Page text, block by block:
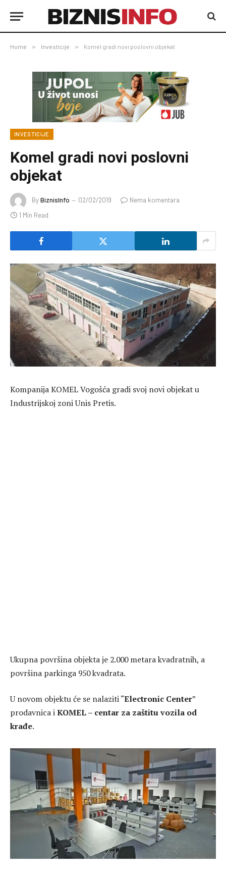
Home » Investicije » Komel gradi novi poslovni objekat
INVESTICIJE
Komel gradi novi poslovni
objekat
ByBiznisInfo 02/02/2019
Nema komentara
1 Min Read
Kompanija KOMEL Vogošća gradi svoj novi objekat u
Industrijskoj zoni Unis Pretis.
Ukupna površina objekta je 2.000 metara kvadratnih, a
površina parkinga 950 kvadrata.
U novom objektu će se nalaziti “Electronic Center”
prodavnica iKOMEL – centar za zaštitu vozila od
krađe.